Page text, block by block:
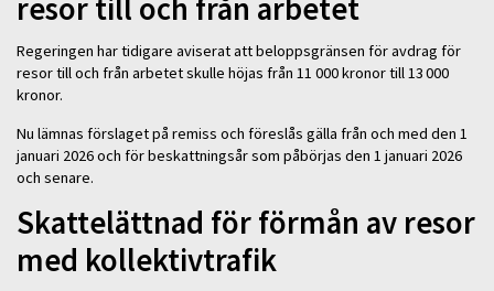
resor till och från arbetet
Regeringen har tidigare aviserat att beloppsgränsen för avdrag för
resor till och från arbetet skulle höjas från 11 000 kronor till 13 000
kronor.
Nu lämnas förslaget på remiss och föreslås gälla från och med den 1
januari 2026 och för beskattningsår som påbörjas den 1 januari 2026
och senare.
Skattelättnad för förmån av resor
med kollektivtrafik